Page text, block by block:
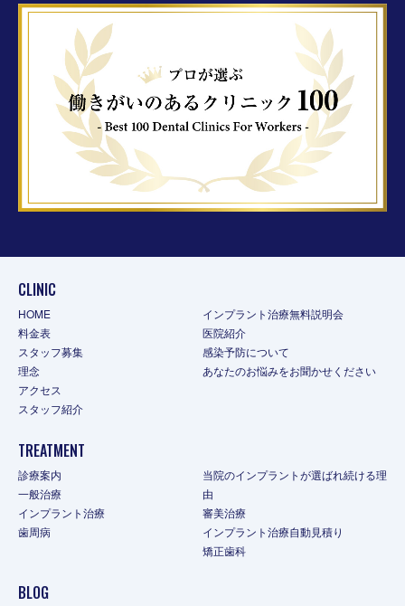
CLINIC
HOME
料金表
スタッフ募集
理念
アクセス
スタッフ紹介
インプラント治療無料説明会
医院紹介
感染予防について
あなたのお悩みをお聞かせください
TREATMENT
診療案内
一般治療
インプラント治療
歯周病
当院のインプラントが選ばれ続ける理
由
審美治療
インプラント治療自動見積り
矯正歯科
BLOG